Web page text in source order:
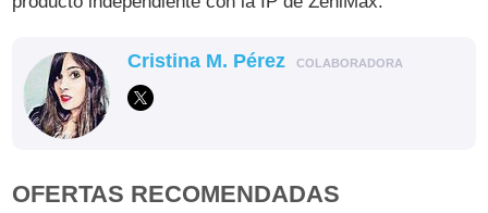
Cristina M. Pérez COLABORADORA
OFERTAS RECOMENDADAS